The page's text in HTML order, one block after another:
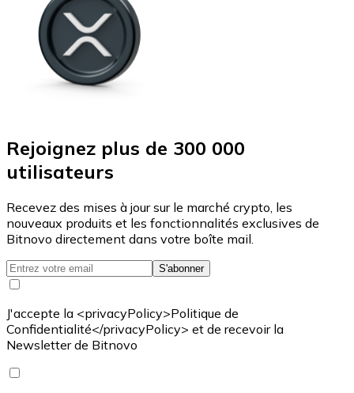
Rejoignez plus de 300 000
utilisateurs
Recevez des mises à jour sur le marché crypto, les
nouveaux produits et les fonctionnalités exclusives de
Bitnovo directement dans votre boîte mail.
S'abonner
J'accepte la <privacyPolicy>Politique de
Confidentialité</privacyPolicy> et de recevoir la
Newsletter de Bitnovo